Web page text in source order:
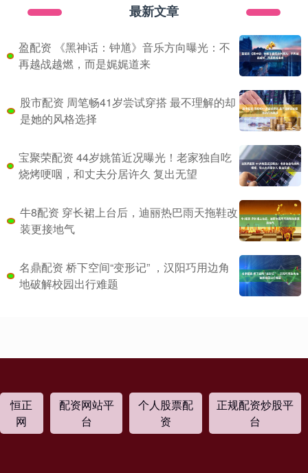
最新文章
盈配资 《黑神话：钟馗》音乐方向曝光：不
再越战越燃，而是娓娓道来
股市配资 周笔畅41岁尝试穿搭 最不理解的却
是她的风格选择
宝聚荣配资 44岁姚笛近况曝光！老家独自吃
烧烤哽咽，和丈夫分居许久 复出无望
牛8配资 穿长裙上台后，迪丽热巴雨天拖鞋改
装更接地气
名鼎配资 桥下空间“变形记” ，汉阳巧用边角
地破解校园出行难题
恒正
网
配资网站平
台
个人股票配
资
正规配资炒股平
台